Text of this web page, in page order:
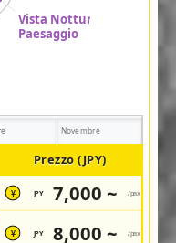
Novembre
Prezzo (JPY)
¥ JPY 7,000 ~ /pax
¥ JPY 8,000 ~ /pax